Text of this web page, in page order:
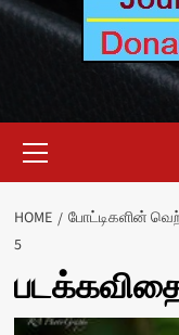
Menu
HOME போட்டிகளின்
5